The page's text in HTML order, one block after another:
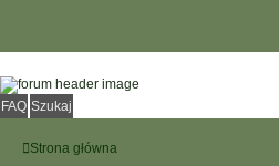
FAQ Szukaj
Strona główna